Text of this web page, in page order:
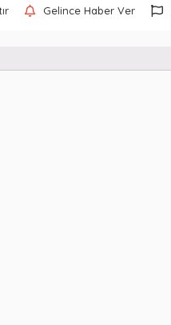
Gelince Haber Ver